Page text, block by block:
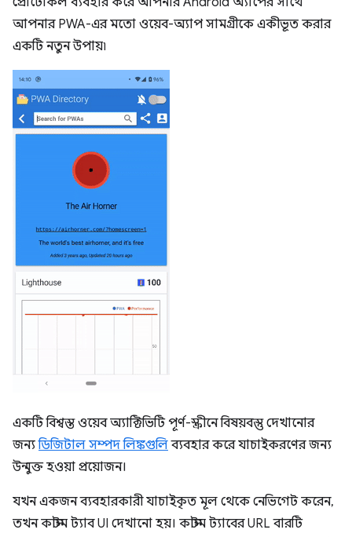
আপনার PWA-এর মতো ওয়েব-অ্যাপ সামগ্রীকে একীভূত করার
একটি নতুন উপায়৷
একটি বিশ্বস্ত ওয়েব অ্যাক্টিভিটি পূর্ণ-স্ক্রীনে বিষয়বস্তু দেখানোর
জন্যডিজিটাল সম্পদ লিঙ্কগুলিব্যবহার করে যাচাইকরণের জন্য
উন্মুক্ত হওয়া প্রয়োজন।
যখন একজন ব্যবহারকারী যাচাইকৃত মূল থেকে নেভিগেট করেন,
তখন কাস্টম ট্যাব UI দেখানো হয়। কাস্টম ট্যাবের URL বারটি